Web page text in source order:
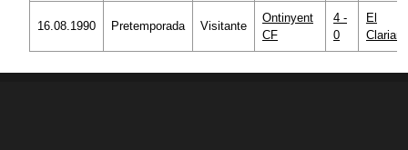
16.08.1990 Pretemporada Visitante
Ontinyent
CF
4 -
0
El
Clariano